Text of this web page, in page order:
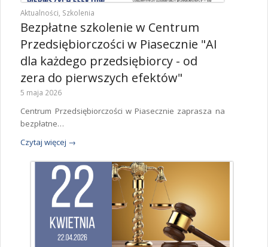
Aktualności, Szkolenia
Bezpłatne szkolenie w Centrum
Przedsiębiorczości w Piasecznie "AI
dla każdego przedsiębiorcy - od
zera do pierwszych efektów"
5 maja 2026
Centrum Przedsiębiorczości w Piasecznie zaprasza na
bezpłatne…
Czytaj więcej →